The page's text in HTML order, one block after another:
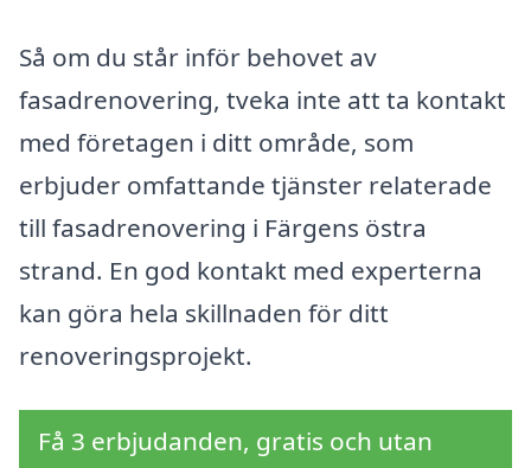
Så om du står inför behovet av
fasadrenovering, tveka inte att ta kontakt
med företagen i ditt område, som
erbjuder omfattande tjänster relaterade
till fasadrenovering i Färgens östra
strand. En god kontakt med experterna
kan göra hela skillnaden för ditt
renoveringsprojekt.
Få 3 erbjudanden, gratis och utan